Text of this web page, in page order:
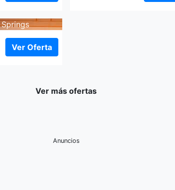
Ver Oferta
Ver más ofertas
Anuncios